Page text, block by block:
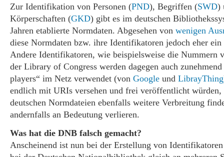
Zur Identifikation von Personen (PND), Begriffen (SWD)
Körperschaften (GKD) gibt es im deutschen
Jahren etablierte Normdaten. Abgesehen von wenigen
diese Normdaten bzw. ihre Identifikatoren jedoch eher ein
Andere Identifikatoren, wie beispielsweise die Nummern
der Library of Congress werden dagegen auch
players“ im Netz verwendet (von Google und LibrayThing
endlich mit URIs versehen und frei veröffentlicht würden,
deutschen Normdateien ebenfalls weitere Verbreitung
andernfalls an Bedeutung verlieren.
Was hat die DNB falsch gemacht?
Anscheinend ist nun bei der Erstellung von